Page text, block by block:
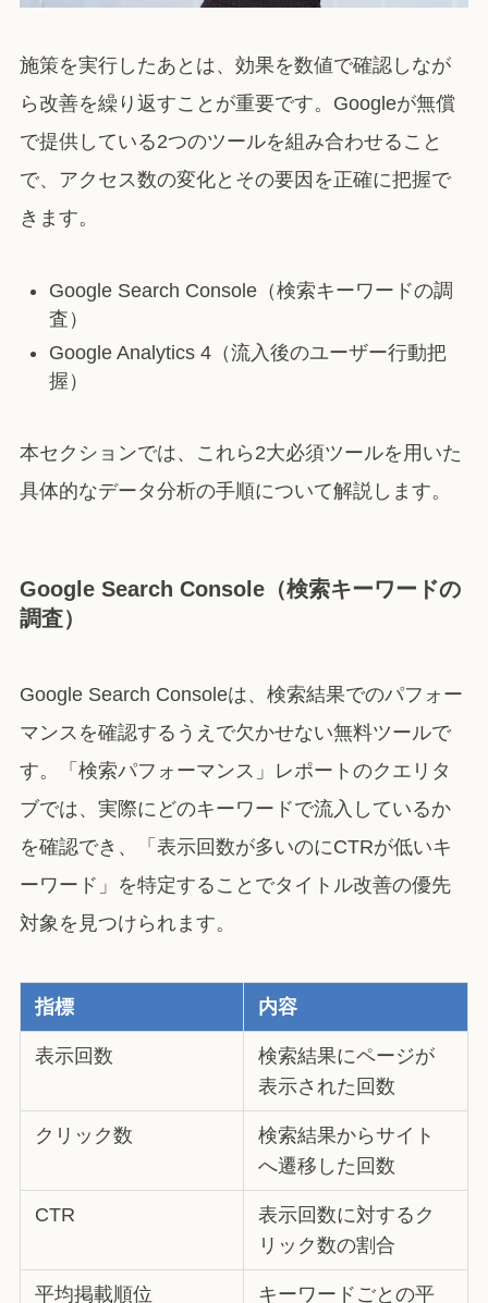
施策を実行したあとは、効果を数値で確認しなが
ら改善を繰り返すことが重要です。Googleが無償
で提供している2つのツールを組み合わせること
で、アクセス数の変化とその要因を正確に把握で
きます。
Google Search Console（検索キーワードの調
査）
Google Analytics 4（流入後のユーザー行動把
握）
本セクションでは、これら2大必須ツールを用いた
具体的なデータ分析の手順について解説します。
Google Search Console（検索キーワードの
調査）
Google Search Consoleは、検索結果でのパフォー
マンスを確認するうえで欠かせない無料ツールで
す。「検索パフォーマンス」レポートのクエリタ
ブでは、実際にどのキーワードで流入しているか
を確認でき、「表示回数が多いのにCTRが低いキ
ーワード」を特定することでタイトル改善の優先
対象を見つけられます。
指標 内容
表示回数
検索結果にページが
表示された回数
クリック数
検索結果からサイト
へ遷移した回数
CTR
表示回数に対するク
リック数の割合
平均掲載順位 キーワードごとの平